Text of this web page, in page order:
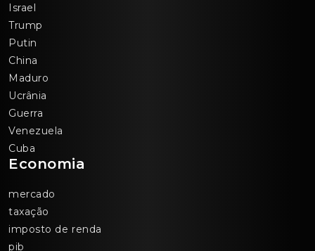
Israel
Trump
Putin
China
Maduro
Ucrânia
Guerra
Venezuela
Cuba
Economia
mercado
taxação
imposto de renda
pib